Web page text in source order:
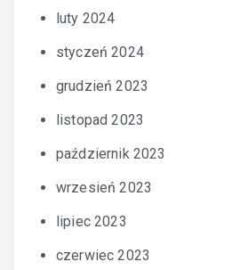
luty 2024
styczeń 2024
grudzień 2023
listopad 2023
październik 2023
wrzesień 2023
lipiec 2023
czerwiec 2023